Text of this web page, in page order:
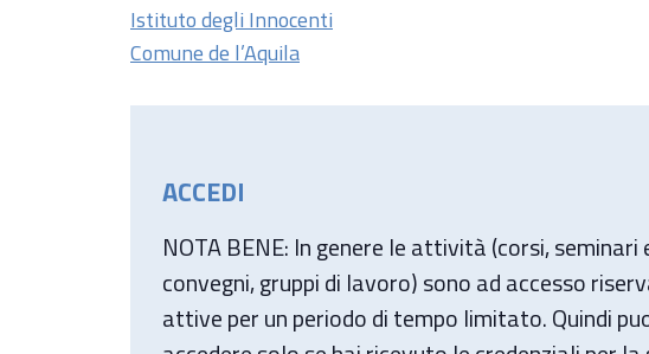
Istituto degli Innocenti
Comune de l’Aquila
ACCEDI
NOTA BENE: In genere le attività (corsi, seminari
convegni, gruppi di lavoro) sono ad accesso
attive per un periodo di tempo limitato. Quindi